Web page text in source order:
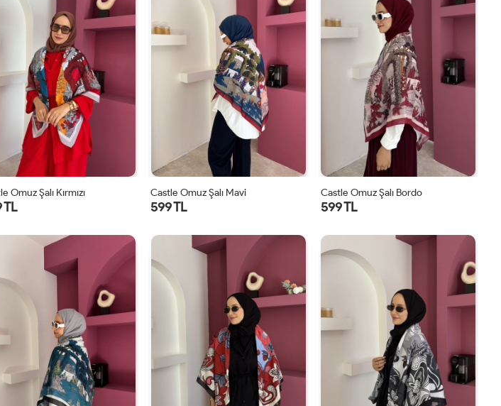
STD
Omuz Şalı Kırmızı
TL
STD
Castle Omuz Şalı Mavi
599 TL
STD
Castle Omuz Şalı Bordo
599 TL